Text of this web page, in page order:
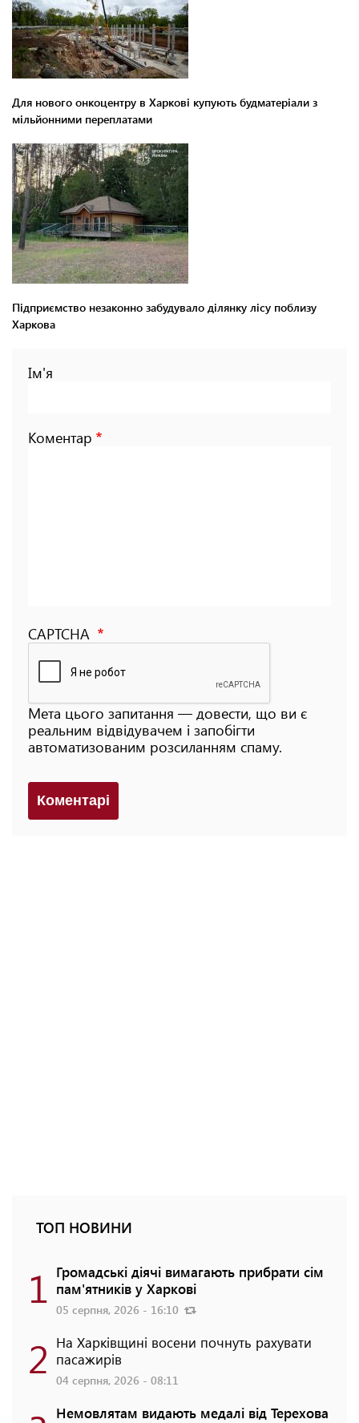
Для нового онкоцентру в Харкові купують будматеріали з
мільйонними переплатами
Підприємство незаконно забудувало ділянку лісу поблизу
Харкова
Ім'я
Коментар
CAPTCHA
Мета цього запитання — довести, що ви є
реальним відвідувачем і запобігти
автоматизованим розсиланням спаму.
Коментарi
ТОП НОВИНИ
1 Громадські діячі вимагають прибрати сім
пам'ятників у Харкові
05 серпня, 2026 - 16:10
2 На Харківщині восени почнуть рахувати
пасажирів
04 серпня, 2026 - 08:11
Немовлятам видають медалі від Терехова